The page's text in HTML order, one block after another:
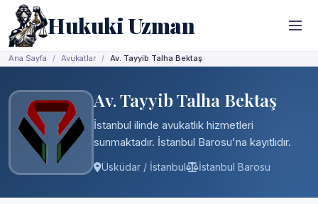
Hukuki Uzman
Ana Sayfa Avukatlar Av. Tayyib Talha Bektaş
Av. Tayyib Talha Bektaş
İstanbul ilinde avukatlık hizmetleri
sunmaktadır. İstanbul Barosu'na kayıtlıdır.
Üsküdar / İstanbul İstanbul Barosu